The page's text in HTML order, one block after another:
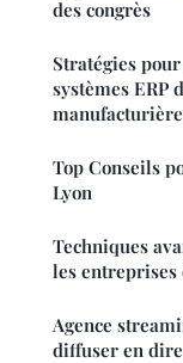
des congrès
Stratégies
systèmes ERP
Top Conseils
Lyon
Techniques
les
Agence
diffuser en